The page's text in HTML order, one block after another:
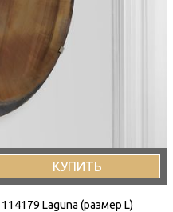
КУПИТЬ
Laguna (размер L)